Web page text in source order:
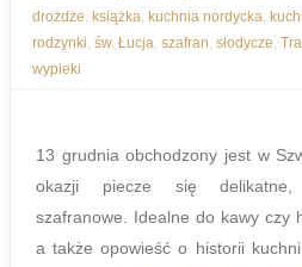
drożdże, książka, kuchnia nordycka,
rodzynki, św. Łucja, szafran, słodycze,
wypieki
13 grudnia obchodzony jest w
okazji piecze się delikatne,
szafranowe. Idealne do kawy czy
a także opowieść o historii